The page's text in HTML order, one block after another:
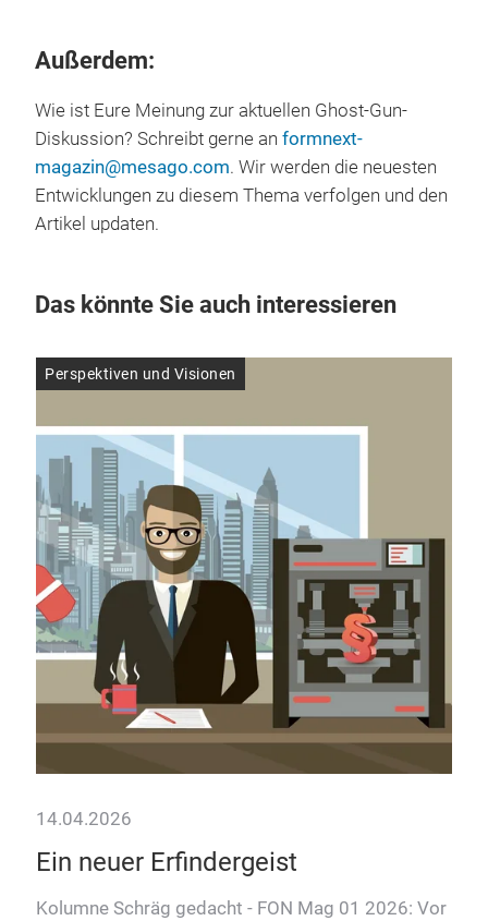
Außerdem:
Wie ist Eure Meinung zur aktuellen Ghost-Gun-
Diskussion? Schreibt gerne an formnext-
magazin@mesago.com. Wir werden die neuesten
Entwicklungen zu diesem Thema verfolgen und den
Artikel updaten.
Das könnte Sie auch interessieren
Perspektiven und Visionen
14.04.2026
Ein neuer Erfindergeist
Kolumne Schräg gedacht - FON Mag 01 2026: Vor